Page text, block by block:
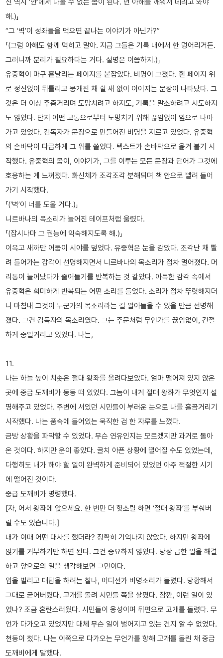
신 역시 ‘안’에서 나올 수 없는 몸이 된다. 넌 아해를 깨워서 데리고 와야
해.)」
“그 ‘벽’이 성좌들을 먹으면 끝나는 이야기가 아닌가?”
「(그럼 아해도 함께 먹히고 말아. 지금 그들은 기록 내에서 한 덩어리거든.
그러니까 분리가 필요하다는 거다. 설명은 이쯤하지.)」
유중혁이 마구 흩날리는 페이지를 붙잡았다. 비명이 그쳤다. 흰 페이지 위
로 정신없이 뒤틀리고 뭉개진 채 쉴 새 없이 이어지는 문장이 나타났다. 그
것은 더 이상 주춤거리며 도망치려고 하지도, 기록을 말소하려고 시도하지
도 않았다. 단지 어떤 고통으로부터 도망치기 위해 끊임없이 앞으로 나아
가고 있었다. 김독자가 문장으로 만들어진 비명을 지르고 있었다. 유중혁
의 손바닥이 다급하게 그 위를 쓸었다. 텍스트가 손바닥으로 옮겨 붙기 시
작했다. 유중혁의 몸이, 이야기가, 그를 이루는 모든 문장과 단어가 그것에
호응하는 게 느껴졌다. 화신체가 조각조각 분해되며 책 안으로 빨려 들어
가기 시작했다.
「(‘벽’이 너를 도울 거다.)」
니르바나의 목소리가 늘어진 테이프처럼 울렸다.
「(잠시나마 그 권능에 익숙해지도록 해.)」
이윽고 새까만 어둠이 시야를 덮었다. 유중혁은 눈을 감았다. 조각난 채 빨
려 들어가는 감각이 선명해지면서 니르바나의 목소리가 점차 멀어졌다. 머
리통이 늘어났다가 줄어들기를 반복하는 것 같았다. 아득한 감각 속에서
유중혁은 희미하게 반복되는 어떤 소리를 들었다. 소리가 점차 뚜렷해지더
니 마침내 그것이 누군가의 목소리라는 걸 알아들을 수 있을 만큼 선명해
졌다. 그건 김독자의 목소리였다. 그는 주문처럼 무언가를 끊임없이, 간절
하게 중얼거리고 있었다. 나는,
11.
나는 하늘 높이 치솟은 절대 왕좌를 올려다보았다. 얼마 떨어져 있지 않은
곳에 중급 도깨비가 둥둥 떠 있었다. 그놈이 내게 절대 왕좌가 무엇인지 설
명해주고 있었다. 주변에 서있던 시민들이 부러운 눈으로 나를 흘끔거리기
시작했다. 나는 품속에 들어있는 묵직한 검 한 자루를 느꼈다.
금방 상황을 파악할 수 있었다. 무슨 연유인지는 모르겠지만 과거로 돌아
온 것이다. 하지만 운이 좋았다. 골치 아픈 상황에 떨어질 수도 있었는데,
다행히도 내가 해야 할 일이 완벽하게 준비되어 있었던 아주 적절한 시기
에 떨어진 것이다.
중급 도깨비가 명령했다.
[자, 어서 왕좌에 앉으세요. 한 번만 더 헛소릴 하면 ‘절대 왕좌’를 부숴버
릴 수도 있습니다.]
내가 이때 어떤 대사를 했더라? 정확히 기억나지 않았다. 하지만 왕좌에
앉기를 거부하기만 하면 된다. 그건 중요하지 않았다. 당장 급한 일을 해결
하고 앞으로의 일을 생각해보면 그만이다.
입을 벌리고 대답을 하려는 찰나, 어디선가 비명소리가 들렸다. 당황해서
그대로 굳어버렸다. 고개를 돌려 시민들 쪽을 살폈다. 잠깐, 이런 일이 있
었나? 조금 혼란스러웠다. 시민들이 웅성이며 뒤편으로 고개를 돌렸다. 무
언가 다가오고 있었지만 대체 무슨 일이 벌어지고 있는 건지 알 수 없었다.
천둥이 쳤다. 나는 이쪽으로 다가오는 무언가를 향해 고개를 돌린 채 중급
도깨비에게 말했다.